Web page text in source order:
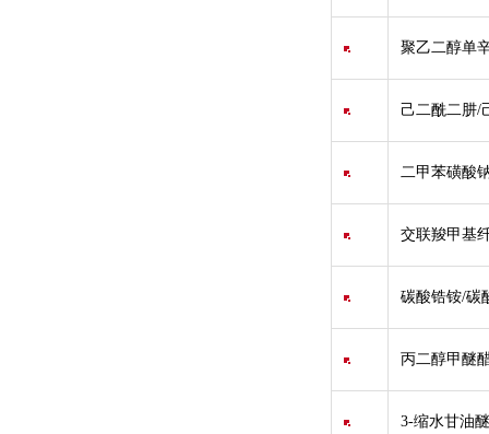
聚乙二醇单
己二酰二肼/
二甲苯磺酸
交联羧甲基
碳酸锆铵/碳
丙二醇甲醚
3-缩水甘油